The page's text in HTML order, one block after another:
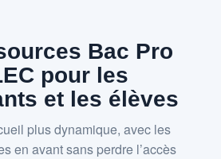
Bac Pro
pour les
et les élèves
plus dynamique, avec les
en avant sans perdre l’accès